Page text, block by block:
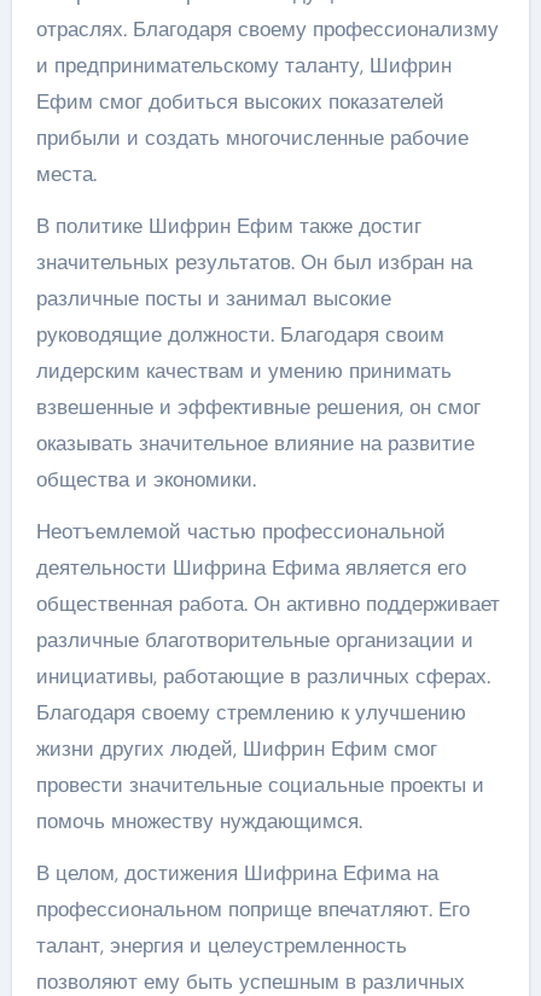
отраслях. Благодаря своему профессионализму
и предпринимательскому таланту, Шифрин
Ефим смог добиться высоких показателей
прибыли и создать многочисленные рабочие
места.
В политике Шифрин Ефим также достиг
значительных результатов. Он был избран на
различные посты и занимал высокие
руководящие должности. Благодаря своим
лидерским качествам и умению принимать
взвешенные и эффективные решения, он смог
оказывать значительное влияние на развитие
общества и экономики.
Неотъемлемой частью профессиональной
деятельности Шифрина Ефима является его
общественная работа. Он активно поддерживает
различные благотворительные организации и
инициативы, работающие в различных сферах.
Благодаря своему стремлению к улучшению
жизни других людей, Шифрин Ефим смог
провести значительные социальные проекты и
помочь множеству нуждающимся.
В целом, достижения Шифрина Ефима на
профессиональном поприще впечатляют. Его
талант, энергия и целеустремленность
позволяют ему быть успешным в различных